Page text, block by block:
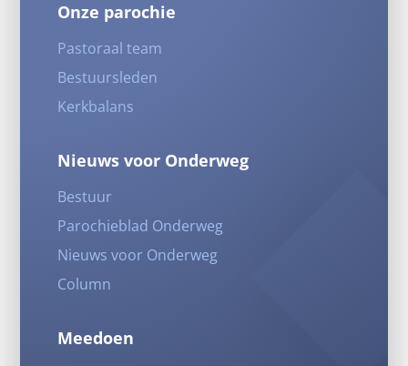
Onze parochie
Pastoraal team
Bestuursleden
Kerkbalans
Nieuws voor Onderweg
Bestuur
Parochieblad Onderweg
Nieuws voor Onderweg
Column
Meedoen